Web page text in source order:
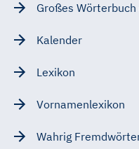
Großes
Kalender
Lexikon
Vornamenlexikon
Wahrig